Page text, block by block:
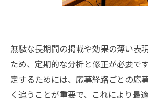
無駄な長期間の掲載や効果の薄い表
ため、定期的な分析と修正が必要で
定するためには、応募経路ごとの応
く追うことが重要で、これにより最